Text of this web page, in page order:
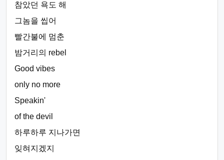
참았던 욕도 해
그놈을 씹어
빨간불에 멈춘
밤거리의 rebel
Good vibes
only no more
Speakin'
of the devil
하루하루 지나가면
잊혀지겠지